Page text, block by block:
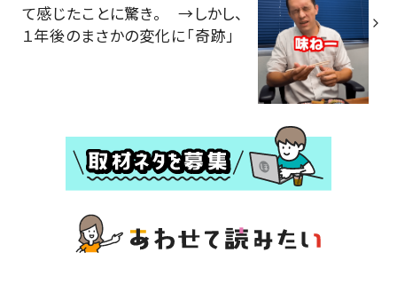
て感じたことに驚き。 →しかし、
１年後のまさかの変化に「奇跡」